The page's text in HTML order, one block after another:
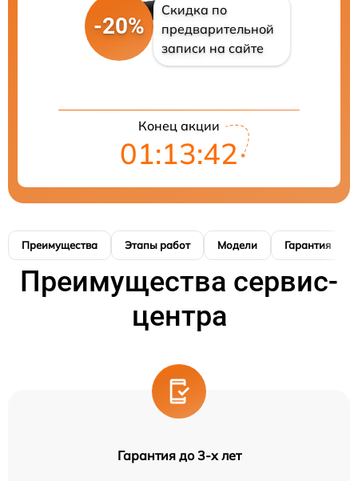
-20%
Скидка по
предварительной
записи на сайте
Конец акции
01:13:41
Преимущества Этапы работ Модели Гарантия
Преимущества сервис-
центра
Гарантия до 3-х лет